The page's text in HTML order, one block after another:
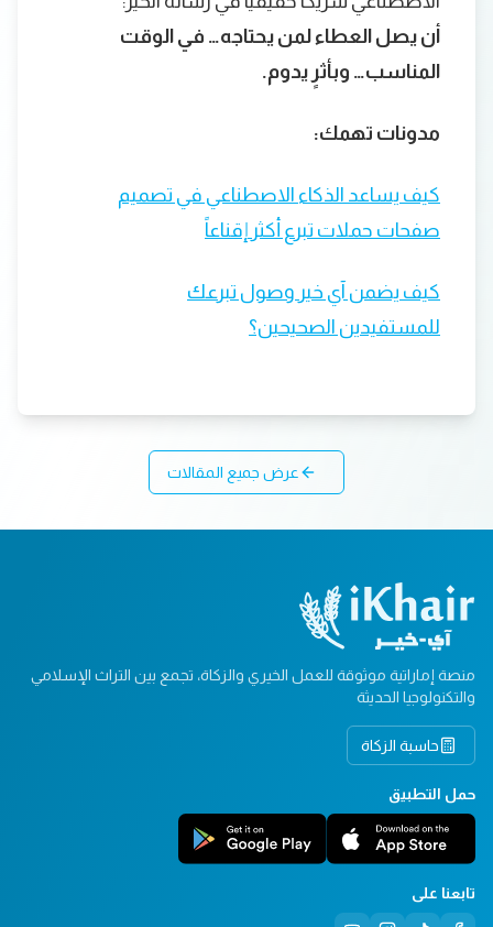
أن يصل العطاء لمن يحتاجه… في الوقت
المناسب… وبأثرٍ يدوم.
مدونات تهمك:
كيف يساعد الذكاء الاصطناعي في تصميم
صفحات حملات تبرع أكثر إقناعاً
كيف يضمن آي خير وصول تبرعك
للمستفيدين الصحيحين؟
عرض جميع المقالات
منصة إماراتية موثوقة للعمل الخيري والزكاة، تجمع بين التراث الإسلامي
والتكنولوجيا الحديثة
حاسبة الزكاة
حمل التطبيق
تابعنا على